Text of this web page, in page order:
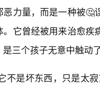
恶力量，而是一种被
。它曾经被用来治愈
三个孩子无意中触动
是坏东西，只是太寂